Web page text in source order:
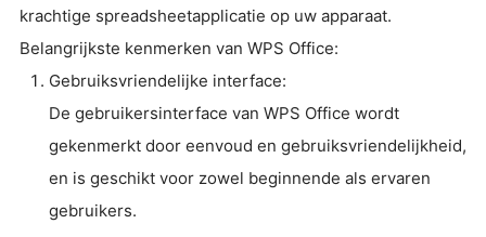
krachtige spreadsheetapplicatie op uw apparaat.
Belangrijkste kenmerken van WPS Office:
Gebruiksvriendelijke interface:
De gebruikersinterface van WPS Office wordt
gekenmerkt door eenvoud en gebruiksvriendelijkheid,
en is geschikt voor zowel beginnende als ervaren
gebruikers.